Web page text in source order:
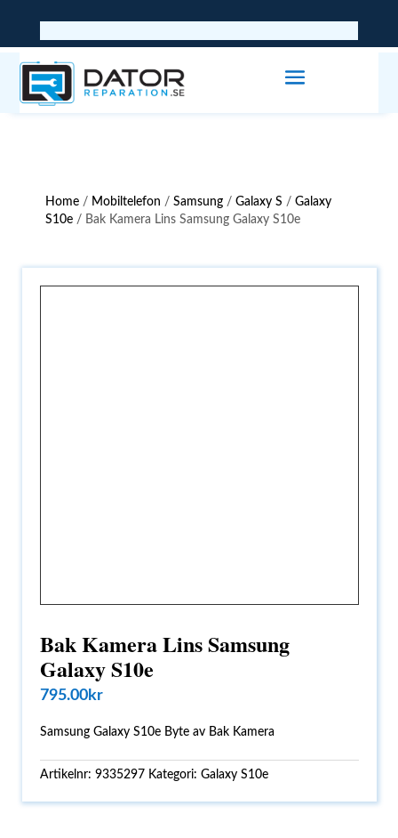
Home / Mobiltelefon /Samsung /Galaxy S /Galaxy
S10e / Bak Kamera Lins Samsung Galaxy S10e
Bak Kamera Lins Samsung
Galaxy S10e
795.00kr
Samsung Galaxy S10e Byte av Bak Kamera
Artikelnr:9335297 Kategori:Galaxy S10e